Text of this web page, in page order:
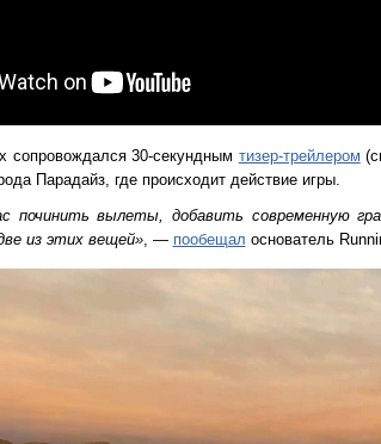
сопровождался 30-секундным тизер-трейлером
Парадайз, где происходит действие игры.
починить вылеты, добавить современную
из этих вещей», — пообещал основатель